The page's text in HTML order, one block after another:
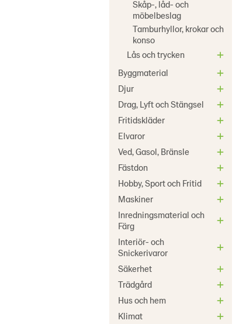
Skåp-, låd- och
möbelbeslag
Tamburhyllor, krokar och
konso
Lås och trycken
Byggmaterial
Djur
Drag, Lyft och Stängsel
Fritidskläder
Elvaror
Ved, Gasol, Bränsle
Fästdon
Hobby, Sport och Fritid
Maskiner
Inredningsmaterial och
Färg
Interiör- och
Snickerivaror
Säkerhet
Trädgård
Hus och hem
Klimat